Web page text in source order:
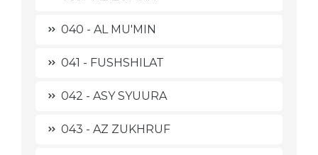
040 - AL MU'MIN
041 - FUSHSHILAT
042 - ASY SYUURA
043 - AZ ZUKHRUF